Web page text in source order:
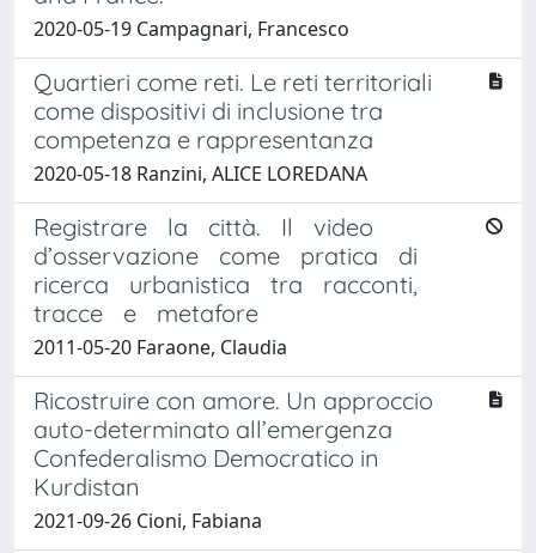
2020-05-19 Campagnari, Francesco
Quartieri come reti. Le reti territoriali
come dispositivi di inclusione tra
competenza e rappresentanza
2020-05-18 Ranzini, ALICE LOREDANA
Registrare la città. Il video
d’osservazione come pratica di
ricerca urbanistica tra racconti,
tracce e metafore
2011-05-20 Faraone, Claudia
Ricostruire con amore. Un approccio
auto-determinato all’emergenza
Confederalismo Democratico in
Kurdistan
2021-09-26 Cioni, Fabiana